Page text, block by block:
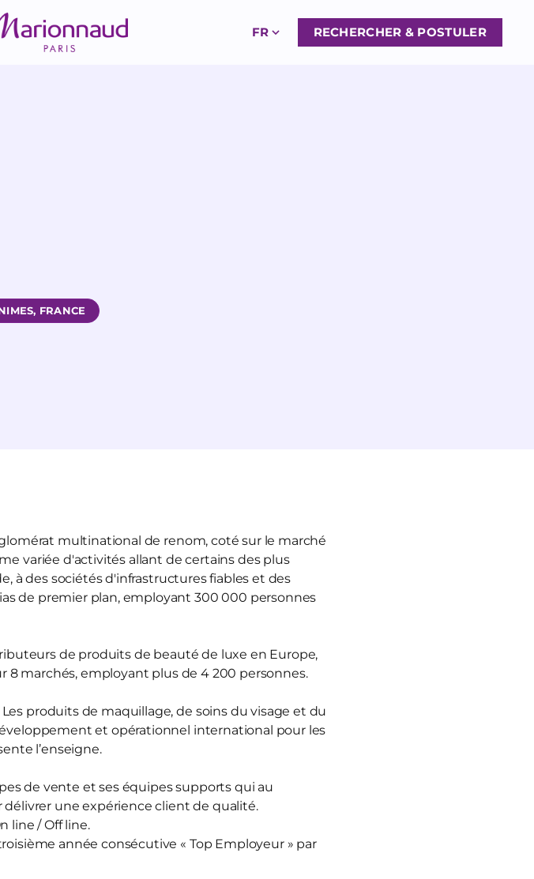
FR RECHERCHER & POSTULER
FRANCE
multinational de renom, coté sur le marché
variée d'activités allant de certains des plus
à des sociétés d'infrastructures fiables et des
de premier plan, employant 300 000 personnes
de produits de beauté de luxe en Europe,
marchés, employant plus de 4 200 personnes.
produits de maquillage, de soins du visage et du
et opérationnel international pour les
l’enseigne.
de vente et ses équipes supports qui au
une expérience client de qualité.
line / Off line.
année consécutive « Top Employeur » par